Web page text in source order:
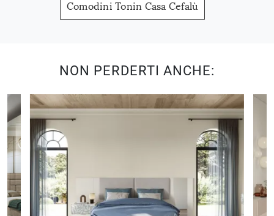
Comodini Tonin Casa Cefalù
NON PERDERTI ANCHE: